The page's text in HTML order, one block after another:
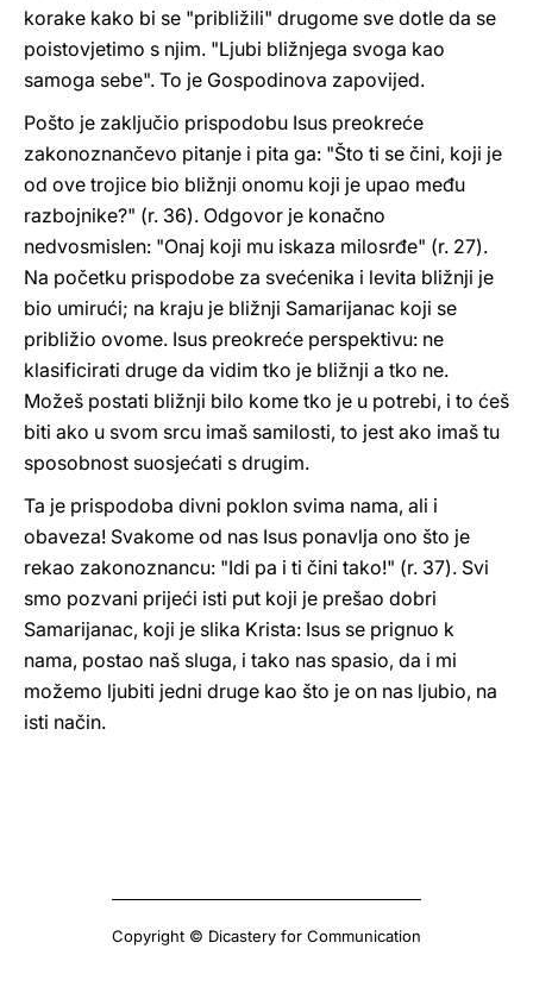
korake kako bi se "približili" drugome sve dotle da se
poistovjetimo s njim. "Ljubi bližnjega svoga kao
samoga sebe". To je Gospodinova zapovijed.
Pošto je zaključio prispodobu Isus preokreće
zakonoznančevo pitanje i pita ga: "Što ti se čini, koji je
od ove trojice bio bližnji onomu koji je upao među
razbojnike?" (r. 36). Odgovor je konačno
nedvosmislen: "Onaj koji mu iskaza milosrđe" (r. 27).
Na početku prispodobe za svećenika i levita bližnji je
bio umirući; na kraju je bližnji Samarijanac koji se
približio ovome. Isus preokreće perspektivu: ne
klasificirati druge da vidim tko je bližnji a tko ne.
Možeš postati bližnji bilo kome tko je u potrebi, i to ćeš
biti ako u svom srcu imaš samilosti, to jest ako imaš tu
sposobnost suosjećati s drugim.
Ta je prispodoba divni poklon svima nama, ali i
obaveza! Svakome od nas Isus ponavlja ono što je
rekao zakonoznancu: "Idi pa i ti čini tako!" (r. 37). Svi
smo pozvani prijeći isti put koji je prešao dobri
Samarijanac, koji je slika Krista: Isus se prignuo k
nama, postao naš sluga, i tako nas spasio, da i mi
možemo ljubiti jedni druge kao što je on nas ljubio, na
isti način.
Copyright © Dicastery for Communication